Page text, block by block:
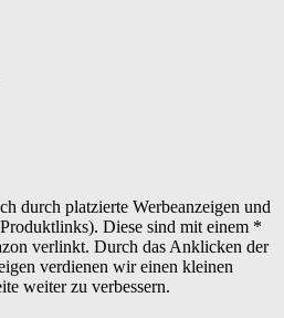
durch platzierte Werbeanzeigen und
Diese sind mit einem *
verlinkt. Durch das Anklicken der
verdienen wir einen kleinen
weiter zu verbessern.